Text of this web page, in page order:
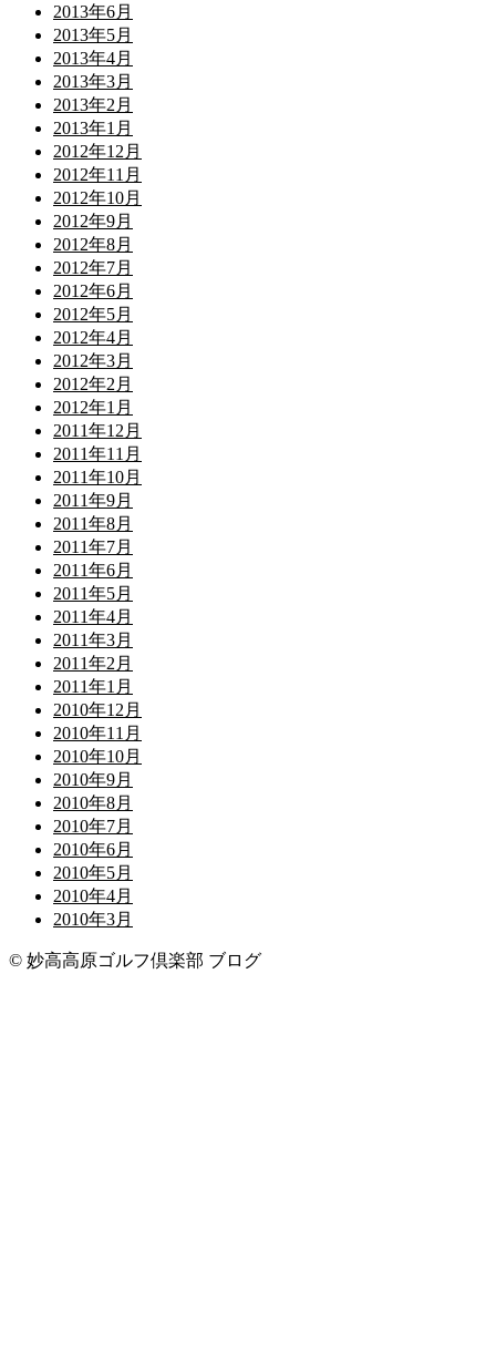
2013年6月
2013年5月
2013年4月
2013年3月
2013年2月
2013年1月
2012年12月
2012年11月
2012年10月
2012年9月
2012年8月
2012年7月
2012年6月
2012年5月
2012年4月
2012年3月
2012年2月
2012年1月
2011年12月
2011年11月
2011年10月
2011年9月
2011年8月
2011年7月
2011年6月
2011年5月
2011年4月
2011年3月
2011年2月
2011年1月
2010年12月
2010年11月
2010年10月
2010年9月
2010年8月
2010年7月
2010年6月
2010年5月
2010年4月
2010年3月
© 妙高高原ゴルフ倶楽部 ブログ